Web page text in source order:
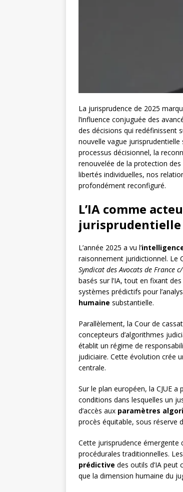
La jurisprudence de 2025
l’influence conjuguée des
des décisions qui redéfinissent
nouvelle vague jurisprudentielle
processus décisionnel, la
renouvelée de la protection
libertés individuelles, nos
profondément reconfiguré.
L’IA comme
jurisprudentielle
L’année 2025 a vu l’
raisonnement juridictionnel. Le
Syndicat des Avocats de France
basés sur l’IA, tout en fixant
systèmes prédictifs pour
humaine substantielle.
Parallèlement, la Cour de
concepteurs d’algorithmes
établit un régime de
judiciaire. Cette évolution crée
centrale.
Sur le plan européen, la CJUE a
conditions dans lesquelles un
d’accès aux paramètres
procès équitable, sous réserve
Cette jurisprudence émergente
procédurales traditionnelles.
prédictive des outils d’IA
que la dimension humaine du